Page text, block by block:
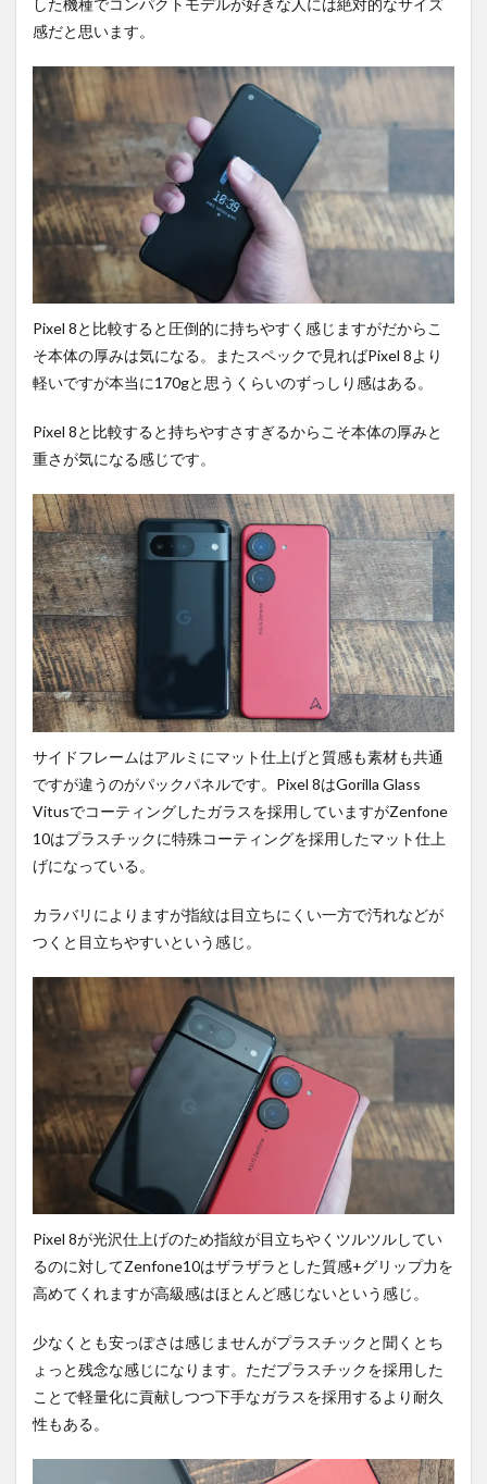
2.3
リフ
シュ
レー
トの
い。
3
基礎
スペ
ック
較。
3.1
容量
構成
の違
3.2
発熱
フォ
ーマ
ンス
の違
い。
3.3
バッ
テリ
ー関
連の
違
い。
3.4
その
他の
違
い。
カメ
ラを
比
4.1
超広
影。
4.2
広角
で撮
影。
4.3
ポー
ート
で撮
4.4
望遠
で撮
影。
した機種でコンパクトモデルが好きな人には絶対的なサイズ
感だと思います。
Pixel 8と比較すると圧倒的に持ちやすく感じますがだからこ
そ本体の厚みは気になる。またスペックで見ればPixel 8より
軽いですが本当に170gと思うくらいのずっしり感はある。
Pixel 8と比較すると持ちやすさすぎるからこそ本体の厚みと
重さが気になる感じです。
サイドフレームはアルミにマット仕上げと質感も素材も共通
ですが違うのがパックパネルです。Pixel 8はGorilla Glass
Vitusでコーティングしたガラスを採用していますがZenfone
10はプラスチックに特殊コーティングを採用したマット仕上
げになっている。
カラバリによりますが指紋は目立ちにくい一方で汚れなどが
つくと目立ちやすいという感じ。
Pixel 8が光沢仕上げのため指紋が目立ちやくツルツルしてい
るのに対してZenfone10はザラザラとした質感+グリップ力を
高めてくれますが高級感はほとんど感じないという感じ。
少なくとも安っぽさは感じませんがプラスチックと聞くとち
ょっと残念な感じになります。ただプラスチックを採用した
ことで軽量化に貢献しつつ下手なガラスを採用するより耐久
性もある。